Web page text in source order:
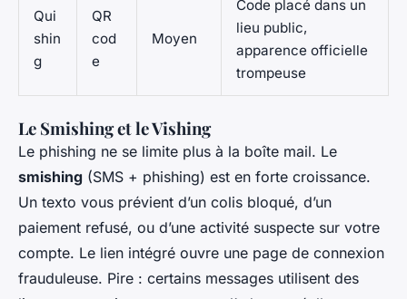
Qui
shin
g
QR
cod
e
Moyen
Code placé dans un
lieu public,
apparence officielle
trompeuse
Le Smishing et le Vishing
Le phishing ne se limite plus à la boîte mail. Le
smishing (SMS + phishing) est en forte croissance.
Un texto vous prévient d’un colis bloqué, d’un
paiement refusé, ou d’une activité suspecte sur votre
compte. Le lien intégré ouvre une page de connexion
frauduleuse. Pire : certains messages utilisent des